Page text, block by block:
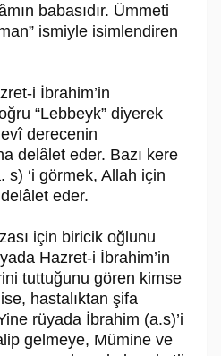
babasıdır. Ümmeti
ismiyle isimlendiren
i İbrahim’in
“Lebbeyk” diyerek
derecenin
delâlet eder. Bazı kere
‘i görmek, Allah için
eder.
için biricik oğlunu
Hazret-i İbrahim’in
tuttuğunu gören kimse
hastalıktan şifa
rüyada İbrahim (a.s)’i
gelmeye, Mümine ve